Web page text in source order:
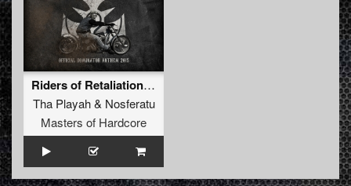
Riders of Retaliation (Official Dominator Anthem 2015)
Tha Playah& Nosferatu
Masters of Hardcore